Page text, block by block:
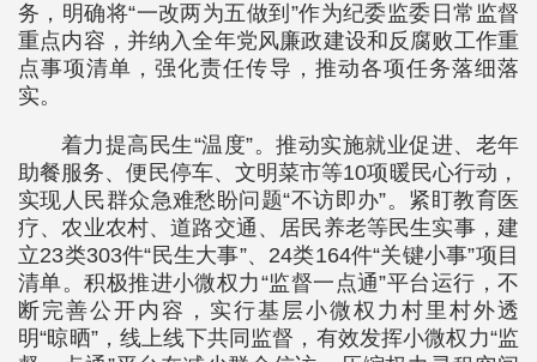
务，明确将“一改两为五做到”作为纪委监委日常监督
重点内容，并纳入全年党风廉政建设和反腐败工作重
点事项清单，强化责任传导，推动各项任务落细落
实。
着力提高民生“温度”。推动实施就业促进、老年
助餐服务、便民停车、文明菜市等10项暖民心行动，
实现人民群众急难愁盼问题“不访即办”。紧盯教育医
疗、农业农村、道路交通、居民养老等民生实事，建
立23类303件“民生大事”、24类164件“关键小事”项目
清单。积极推进小微权力“监督一点通”平台运行，不
断完善公开内容，实行基层小微权力村里村外透
明“晾晒”，线上线下共同监督，有效发挥小微权力“监